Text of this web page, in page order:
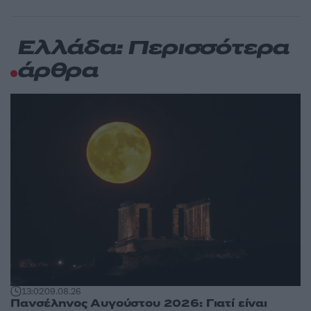
Ελλάδα: Περισσότερα
άρθρα
13:0209.08.26
Πανσέληνος Αυγούστου 2026: Γιατί είναι